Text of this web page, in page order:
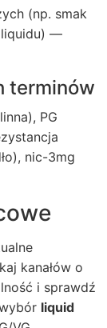
(np. smak
liquidu) —
terminów
PG
nic-3mg
kanałów o
i sprawdź
liquid